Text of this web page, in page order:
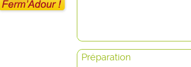
Préparation